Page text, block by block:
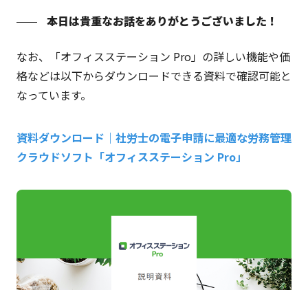
本日は貴重なお話をありがとうございました！
なお、「オフィスステーション Pro」の詳しい機能や価
格などは以下からダウンロードできる資料で確認可能と
なっています。
資料ダウンロード｜社労士の電子申請に最適な労務管理
クラウドソフト「オフィスステーション Pro」